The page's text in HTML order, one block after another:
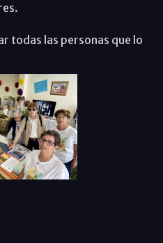
todas las personas que lo